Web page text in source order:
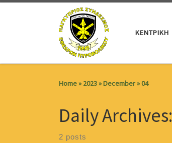
ΚΕΝΤΡΙΚΗ
Home» 2023»December»04
Daily Archives:
2 posts